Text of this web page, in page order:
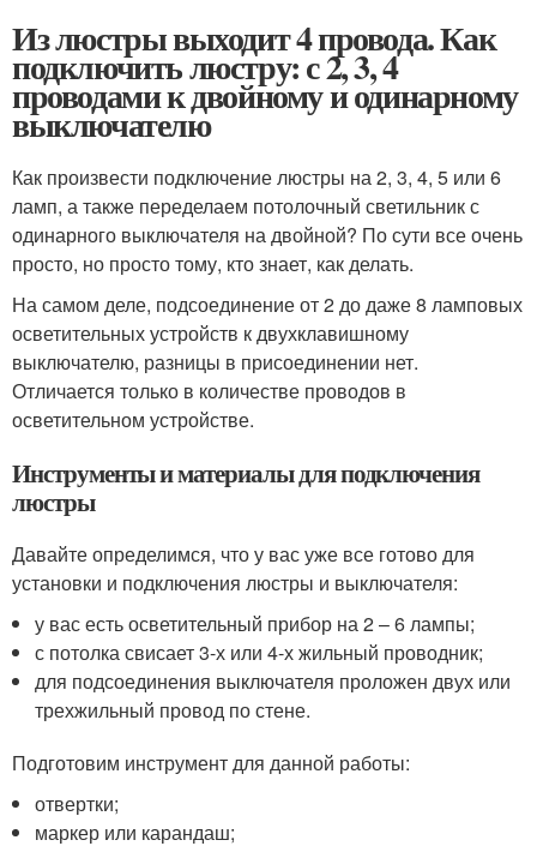
Из люстры выходит 4 провода. Как
подключить люстру: с 2, 3, 4
проводами к двойному и одинарному
выключателю
Как произвести подключение люстры на 2, 3, 4, 5 или 6
ламп, а также переделаем потолочный светильник с
одинарного выключателя на двойной? По сути все очень
просто, но просто тому, кто знает, как делать.
На самом деле, подсоединение от 2 до даже 8 ламповых
осветительных устройств к двухклавишному
выключателю, разницы в присоединении нет.
Отличается только в количестве проводов в
осветительном устройстве.
Инструменты и материалы для подключения
люстры
Давайте определимся, что у вас уже все готово для
установки и подключения люстры и выключателя:
у вас есть осветительный прибор на 2 – 6 лампы;
с потолка свисает 3-х или 4-х жильный проводник;
для подсоединения выключателя проложен двух или
трехжильный провод по стене.
Подготовим инструмент для данной работы:
отвертки;
маркер или карандаш;